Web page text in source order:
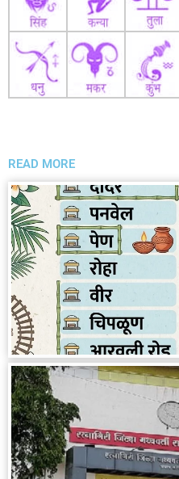
READ MORE